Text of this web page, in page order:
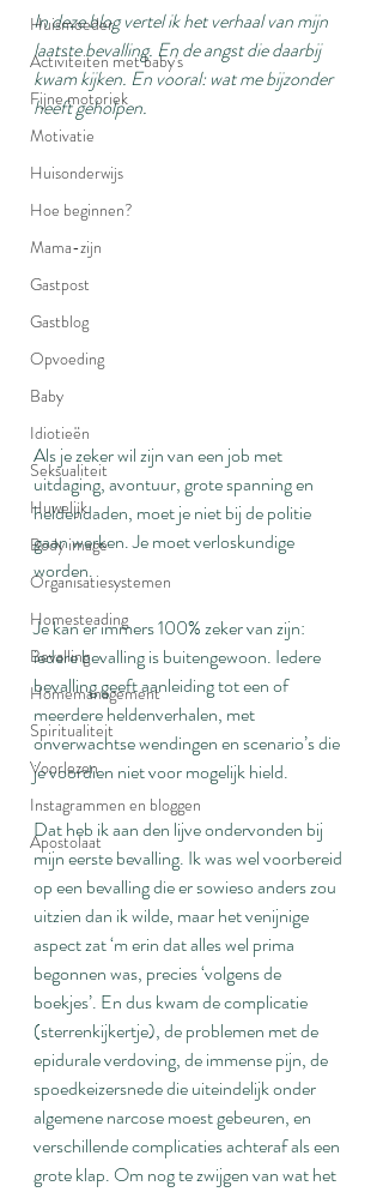
Huismoeder
Activiteiten met baby's
Fijne motoriek
Motivatie
Huisonderwijs
Hoe beginnen?
Mama-zijn
Gastpost
Gastblog
Opvoeding
Baby
Idiotieën
Seksualiteit
Huwelijk
Body image
Organisatiesystemen
Homesteading
Bevalling
Homemanagement
Spiritualiteit
Voorlezen
Instagrammen en bloggen
Apostolaat
In deze blog vertel ik het verhaal van mijn
laatste bevalling. En de angst die daarbij
kwam kijken. En vooral: wat me bijzonder
heeft geholpen.
Als je zeker wil zijn van een job met
uitdaging, avontuur, grote spanning en
heldendaden, moet je niet bij de politie
gaan werken. Je moet verloskundige
worden.
Je kan er immers 100% zeker van zijn:
iedere bevalling is buitengewoon. Iedere
bevalling geeft aanleiding tot een of
meerdere heldenverhalen, met
onverwachtse wendingen en scenario’s die
je voordien niet voor mogelijk hield.
Dat heb ik aan den lijve ondervonden bij
mijn eerste bevalling. Ik was wel voorbereid
op een bevalling die er sowieso anders zou
uitzien dan ik wilde, maar het venijnige
aspect zat ‘m erin dat alles wel prima
begonnen was, precies ‘volgens de
boekjes’. En dus kwam de complicatie
(sterrenkijkertje), de problemen met de
epidurale verdoving, de immense pijn, de
spoedkeizersnede die uiteindelijk onder
algemene narcose moest gebeuren, en
verschillende complicaties achteraf als een
grote klap. Om nog te zwijgen van wat het